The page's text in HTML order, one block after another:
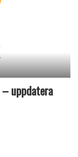
uppdatera